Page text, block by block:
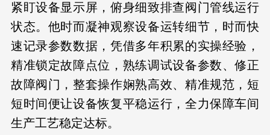
紧盯设备显示屏，俯身细致排查阀门管线运行
状态。他时而凝神观察设备运转细节，时而快
速记录参数数据，凭借多年积累的实操经验，
精准锁定故障点位，熟练调试设备参数、修正
故障阀门，整套操作娴熟高效、精准规范，短
短时间便让设备恢复平稳运行，全力保障车间
生产工艺稳定达标。